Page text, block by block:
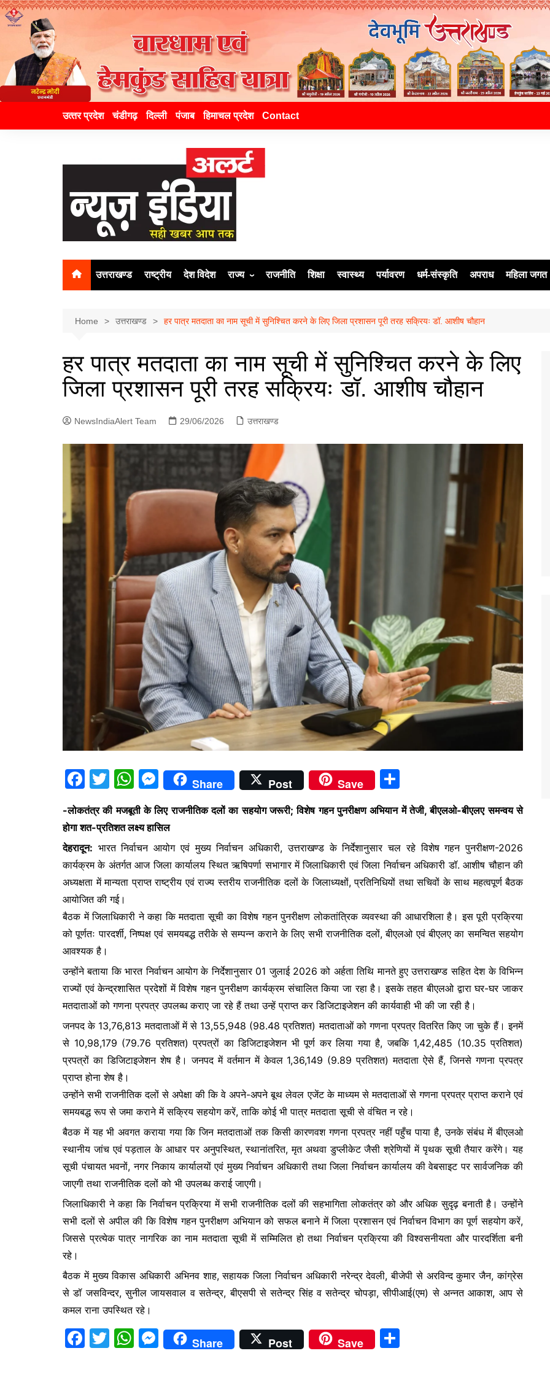
उत्‍तर प्रदेश चंडीगढ़ दिल्ली पंजाब हिमाचल प्रदेश Contact
उत्तराखण्ड राष्ट्रीय देश विदेश राज्य
दिल्ली
पंजाब
चंडीगढ़
राजनीति शिक्षा स्वास्थ्य पर्यावरण धर्म-संस्कृति अपराध महिला जगत
Home उत्तराखण्ड हर पात्र मतदाता का नाम सूची में सुनिश्चित करने के लिए जिला प्रशासन पूरी तरह सक्रियः डॉ. आशीष चौहान
हर पात्र मतदाता का नाम सूची में सुनिश्चित करने के लिए
जिला प्रशासन पूरी तरह सक्रियः डॉ. आशीष चौहान
NewsIndiaAlert Team 29/06/2026 उत्तराखण्ड
F
c
e
b
o
o
k
T
w
itt
er
W
h
at
s
A
p
p
M
e
s
s
e
n
g
er
Share Post Save
h
ar
-लोकतंत्र की मजबूती के लिए राजनीतिक दलों का सहयोग जरूरी; विशेष गहन पुनरीक्षण अभियान में तेजी, बीएलओ-बीएलए समन्वय से
होगा शत-प्रतिशत लक्ष्य हासिल
देहरादून: भारत निर्वाचन आयोग एवं मुख्य निर्वाचन अधिकारी, उत्तराखण्ड के निर्देशानुसार चल रहे विशेष गहन पुनरीक्षण-2026
कार्यक्रम के अंतर्गत आज जिला कार्यालय स्थित ऋषिपर्णा सभागार में जिलाधिकारी एवं जिला निर्वाचन अधिकारी डॉ. आशीष चौहान की
अध्यक्षता में मान्यता प्राप्त राष्ट्रीय एवं राज्य स्तरीय राजनीतिक दलों के जिलाध्यक्षों, प्रतिनिधियों तथा सचिवों के साथ महत्वपूर्ण बैठक
आयोजित की गई।
बैठक में जिलाधिकारी ने कहा कि मतदाता सूची का विशेष गहन पुनरीक्षण लोकतांत्रिक व्यवस्था की आधारशिला है। इस पूरी प्रक्रिया
को पूर्णतः पारदर्शी, निष्पक्ष एवं समयबद्ध तरीके से सम्पन्न कराने के लिए सभी राजनीतिक दलों, बीएलओ एवं बीएलए का समन्वित सहयोग
आवश्यक है।
उन्होंने बताया कि भारत निर्वाचन आयोग के निर्देशानुसार 01 जुलाई 2026 को अर्हता तिथि मानते हुए उत्तराखण्ड सहित देश के विभिन्न
राज्यों एवं केन्द्रशासित प्रदेशों में विशेष गहन पुनरीक्षण कार्यक्रम संचालित किया जा रहा है। इसके तहत बीएलओ द्वारा घर-घर जाकर
मतदाताओं को गणना प्रपत्र उपलब्ध कराए जा रहे हैं तथा उन्हें प्राप्त कर डिजिटाइजेशन की कार्यवाही भी की जा रही है।
जनपद के 13,76,813 मतदाताओं में से 13,55,948 (98.48 प्रतिशत) मतदाताओं को गणना प्रपत्र वितरित किए जा चुके हैं। इनमें
से 10,98,179 (79.76 प्रतिशत) प्रपत्रों का डिजिटाइजेशन भी पूर्ण कर लिया गया है, जबकि 1,42,485 (10.35 प्रतिशत)
प्रपत्रों का डिजिटाइजेशन शेष है। जनपद में वर्तमान में केवल 1,36,149 (9.89 प्रतिशत) मतदाता ऐसे हैं, जिनसे गणना प्रपत्र
प्राप्त होना शेष है।
उन्होंने सभी राजनीतिक दलों से अपेक्षा की कि वे अपने-अपने बूथ लेवल एजेंट के माध्यम से मतदाताओं से गणना प्रपत्र प्राप्त कराने एवं
समयबद्ध रूप से जमा कराने में सक्रिय सहयोग करें, ताकि कोई भी पात्र मतदाता सूची से वंचित न रहे।
बैठक में यह भी अवगत कराया गया कि जिन मतदाताओं तक किसी कारणवश गणना प्रपत्र नहीं पहुँच पाया है, उनके संबंध में बीएलओ
स्थानीय जांच एवं पड़ताल के आधार पर अनुपस्थित, स्थानांतरित, मृत अथवा डुप्लीकेट जैसी श्रेणियों में पृथक सूची तैयार करेंगे। यह
सूची पंचायत भवनों, नगर निकाय कार्यालयों एवं मुख्य निर्वाचन अधिकारी तथा जिला निर्वाचन कार्यालय की वेबसाइट पर सार्वजनिक की
जाएगी तथा राजनीतिक दलों को भी उपलब्ध कराई जाएगी।
जिलाधिकारी ने कहा कि निर्वाचन प्रक्रिया में सभी राजनीतिक दलों की सहभागिता लोकतंत्र को और अधिक सुदृढ़ बनाती है। उन्होंने
सभी दलों से अपील की कि विशेष गहन पुनरीक्षण अभियान को सफल बनाने में जिला प्रशासन एवं निर्वाचन विभाग का पूर्ण सहयोग करें,
जिससे प्रत्येक पात्र नागरिक का नाम मतदाता सूची में सम्मिलित हो तथा निर्वाचन प्रक्रिया की विश्वसनीयता और पारदर्शिता बनी
रहे।
बैठक में मुख्य विकास अधिकारी अभिनव शाह, सहायक जिला निर्वाचन अधिकारी नरेन्द्र देवली, बीजेपी से अरविन्द कुमार जैन, कांग्रेस
से डॉ जसविन्दर, सुनील जायसवाल व सतेन्द्र, बीएसपी से सतेन्द्र सिंह व सतेन्द्र चोपड़ा, सीपीआई(एम) से अन्नत आकाश, आप से
कमल राना उपस्थित रहे।
F
T
W M
e
Share Post Save